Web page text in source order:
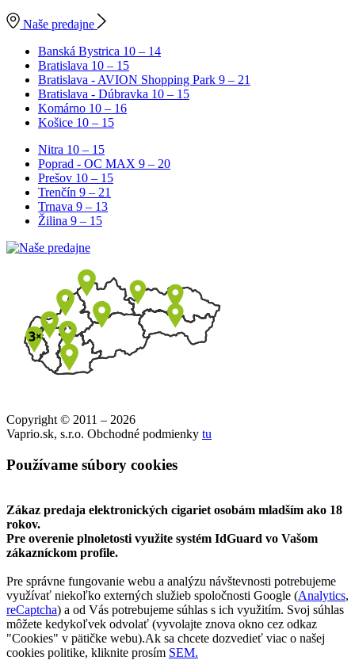
Naše predajne
Banská Bystrica 10 – 14
Bratislava 10 – 15
Bratislava - AVION Shopping Park 9 – 21
Bratislava - Dúbravka 10 – 15
Komárno 10 – 16
Košice 10 – 15
Nitra 10 – 15
Poprad - OC MAX 9 – 20
Prešov 10 – 15
Trenčín 9 – 21
Trnava 9 – 13
Žilina 9 – 15
Copyright © 2011 – 2026
Vaprio.sk, s.r.o. Obchodné podmienky tu
Používame súbory cookies
Zákaz predaja elektronických cigariet osobám mladším ako 18
rokov.
Pre overenie plnoletosti využite systém IdGuard vo Vašom
zákazníckom profile.
Pre správne fungovanie webu a analýzu návštevnosti potrebujeme
využívať niekoľko externých služieb spoločnosti Google (Analytics,
reCaptcha) a od Vás potrebujeme súhlas s ich využitím. Svoj súhlas
môžete kedykoľvek odvolať (vyvolajte znova okno cez odkaz
"Cookies" v pätičke webu).Ak sa chcete dozvedieť viac o našej
cookies politike, kliknite prosím SEM.